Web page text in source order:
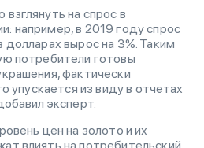
на спрос в
например, в 2019 году спрос
вырос на 3%. Таким
потребители готовы
фактически
упускается из виду в отчетах
эксперт.
цен на золото и их